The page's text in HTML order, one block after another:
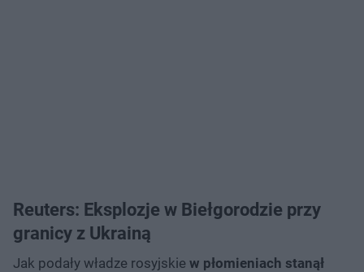
Reuters: Eksplozje w Biełgorodzie przy
granicy z Ukrainą
Jak podały władze rosyjskie w płomieniach stanął